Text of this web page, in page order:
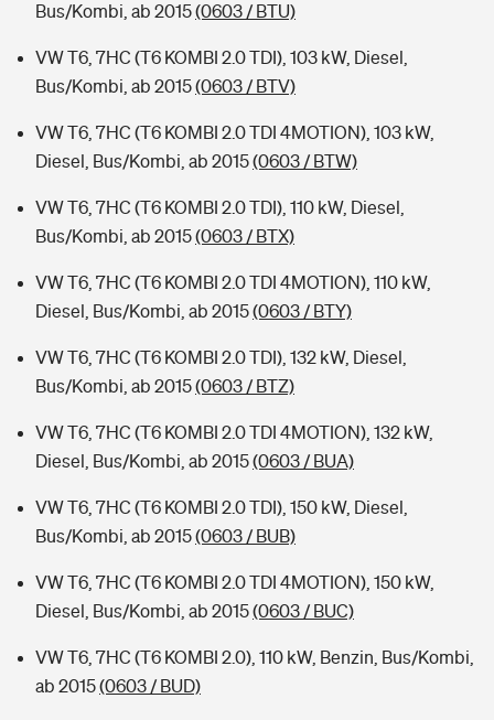
Bus/Kombi, ab 2015(0603 / BTU)
VW T6, 7HC (T6 KOMBI 2.0 TDI), 103 kW, Diesel,
Bus/Kombi, ab 2015(0603 / BTV)
VW T6, 7HC (T6 KOMBI 2.0 TDI 4MOTION), 103 kW,
Diesel, Bus/Kombi, ab 2015(0603 / BTW)
VW T6, 7HC (T6 KOMBI 2.0 TDI), 110 kW, Diesel,
Bus/Kombi, ab 2015(0603 / BTX)
VW T6, 7HC (T6 KOMBI 2.0 TDI 4MOTION), 110 kW,
Diesel, Bus/Kombi, ab 2015(0603 / BTY)
VW T6, 7HC (T6 KOMBI 2.0 TDI), 132 kW, Diesel,
Bus/Kombi, ab 2015(0603 / BTZ)
VW T6, 7HC (T6 KOMBI 2.0 TDI 4MOTION), 132 kW,
Diesel, Bus/Kombi, ab 2015(0603 / BUA)
VW T6, 7HC (T6 KOMBI 2.0 TDI), 150 kW, Diesel,
Bus/Kombi, ab 2015(0603 / BUB)
VW T6, 7HC (T6 KOMBI 2.0 TDI 4MOTION), 150 kW,
Diesel, Bus/Kombi, ab 2015(0603 / BUC)
VW T6, 7HC (T6 KOMBI 2.0), 110 kW, Benzin, Bus/Kombi,
ab 2015(0603 / BUD)